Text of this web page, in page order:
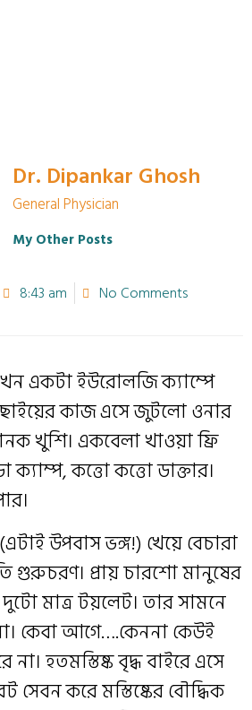
Dr. Dipankar Ghosh
General Physician
My Other Posts
8:43 am No Comments
একটা ইউরোলজি ক‍্যাম্পে
কাজ এসে জুটলো ওনার
খুশি। একবেলা খাওয়া ফ্রি
কত্তো কত্তো ডাক্তার।
উপবাস ভঙ্গ!) খেয়ে বেচারা
গুরুচরণ। প্রায় চারশো মানুষের
মাত্র টয়লেট। তার সামনে
কেবা আগে….কেননা কেউই
না। হতমস্তিষ্ক বৃদ্ধ বাইরে এসে
সেবন করে মস্তিষ্কের বৌদ্ধিক